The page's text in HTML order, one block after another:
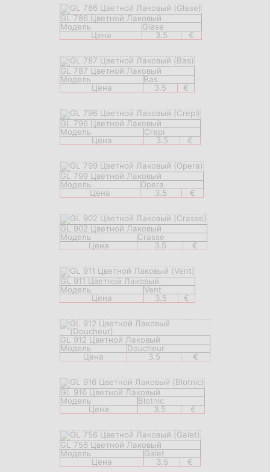
GL 786 Цветной Лаковый
Модель
Glase
Цена
3.5 €
GL 787 Цветной Лаковый
Модель
Bas
Цена
3.5 €
GL 796 Цветной Лаковый
Модель
Crepi
Цена
3.5 €
GL 799 Цветной Лаковый
Модель
Opera
Цена
3.5 €
GL 902 Цветной Лаковый
Модель
Crasse
Цена
3.5 €
GL 911 Цветной Лаковый
Модель
Vent
Цена
3.5 €
GL 912 Цветной Лаковый
Модель
Doucheur
Цена
3.5 €
GL 916 Цветной Лаковый
Модель
Blotnic
Цена
3.5 €
GL 756 Цветной Лаковый
Модель
Galet
Цена
3.5 €